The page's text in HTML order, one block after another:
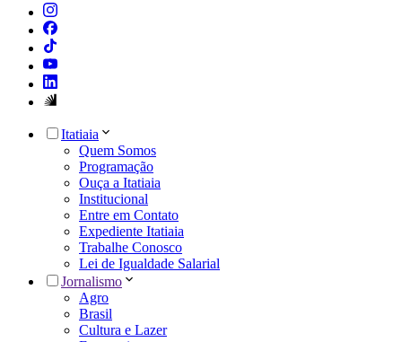
Itatiaia
Quem Somos
Programação
Ouça a Itatiaia
Institucional
Entre em Contato
Expediente Itatiaia
Trabalhe Conosco
Lei de Igualdade Salarial
Jornalismo
Agro
Brasil
Cultura e Lazer